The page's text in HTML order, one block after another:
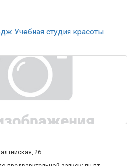
Учебная студия красоты
26